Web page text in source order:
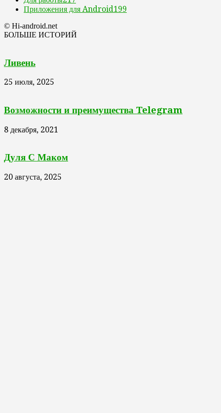
Приложения для Android199
© Hi-android.net
БОЛЬШЕ ИСТОРИЙ
Ливень
25 июля, 2025
Возможности и преимущества Telegram
8 декабря, 2021
Дуля С Маком
20 августа, 2025